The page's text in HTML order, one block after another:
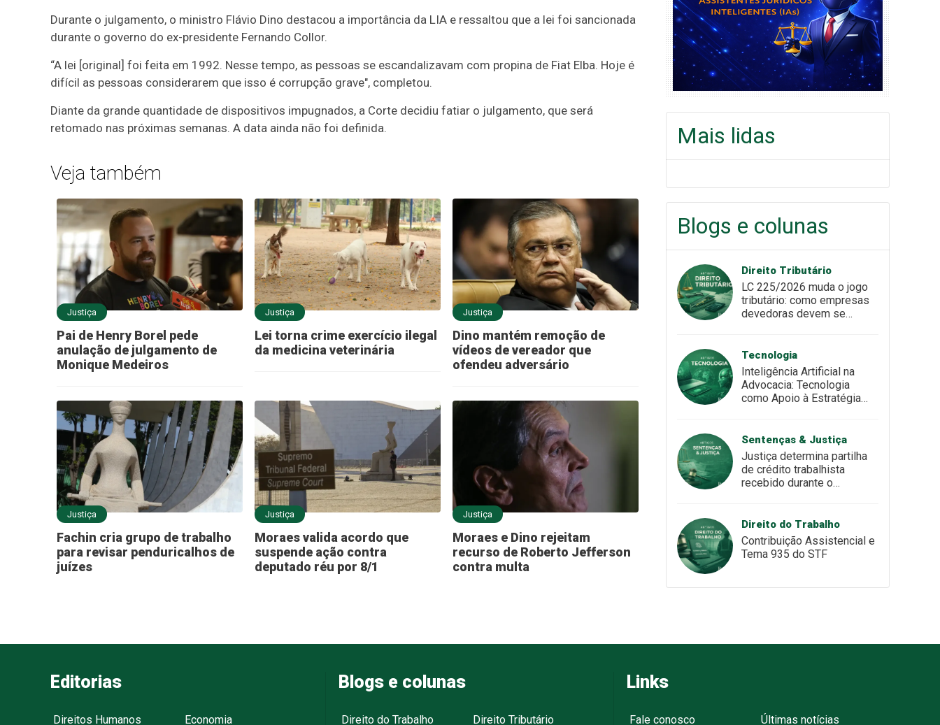
Durante o julgamento, o ministro Flávio Dino destacou a importância da LIA e ressaltou que a lei foi sancionada
durante o governo do ex-presidente Fernando Collor.
“A lei [original] foi feita em 1992. Nesse tempo, as pessoas se escandalizavam com propina de Fiat Elba. Hoje é
difícil as pessoas considerarem que isso é corrupção grave", completou.
Diante da grande quantidade de dispositivos impugnados, a Corte decidiu fatiar o julgamento, que será
retomado nas próximas semanas. A data ainda não foi definida.
Veja também
Justiça
Pai de Henry Borel pede
anulação de julgamento de
Monique Medeiros
Justiça
Lei torna crime exercício ilegal
da medicina veterinária
Justiça
Dino mantém remoção de
vídeos de vereador que
ofendeu adversário
Justiça
Fachin cria grupo de trabalho
para revisar penduricalhos de
juízes
Justiça
Moraes valida acordo que
suspende ação contra
deputado réu por 8/1
Justiça
Moraes e Dino rejeitam
recurso de Roberto Jefferson
contra multa
Mais lidas
Blogs e colunas
Direito Tributário
LC 225/2026 muda o jogo
tributário: como empresas
devedoras devem se
Tecnologia
Inteligência Artificial na
Advocacia: Tecnologia
como Apoio à Estratégia
Sentenças & Justiça
Justiça determina partilha
de crédito trabalhista
recebido durante o
Direito do Trabalho
Contribuição Assistencial e
Tema 935 do STF
Editorias
Direitos Humanos Economia
Blogs e colunas
Direito do Trabalho Direito Tributário
Links
Fale conosco Últimas notícias